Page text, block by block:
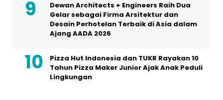
Dewan Architects + Engineers Raih Dua
Gelar sebagai Firma Arsitektur dan
Desain Perhotelan Terbaik di Asia dalam
Ajang AADA 2026
Pizza Hut Indonesia dan TUKR Rayakan 10
Tahun Pizza Maker Junior Ajak Anak Peduli
Lingkungan